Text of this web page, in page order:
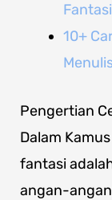
10+
Pengertian
Dalam
fantasi
angan-